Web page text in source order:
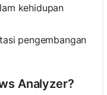
kehidupan
pengembangan
Analyzer?